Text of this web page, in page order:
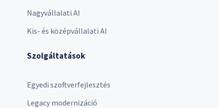
Nagyvállalati AI
Kis- és középvállalati AI
Szolgáltatások
Egyedi szoftverfejlesztés
Legacy modernizáció